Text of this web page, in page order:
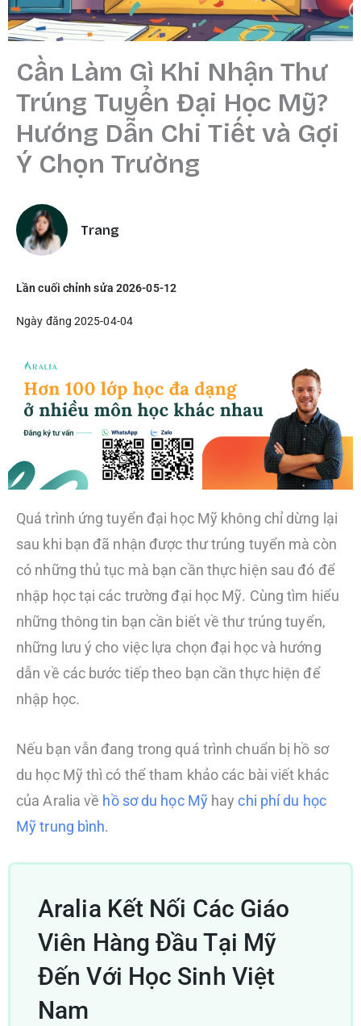
Cần Làm Gì Khi Nhận Thư
Trúng Tuyển Đại Học Mỹ?
Hướng Dẫn Chi Tiết và Gợi
Ý Chọn Trường
Trang
Lần cuối chỉnh sửa 2026-05-12
Ngày đăng 2025-04-04
Quá trình ứng tuyển đại học Mỹ không chỉ dừng lại
sau khi bạn đã nhận được thư trúng tuyển mà còn
có những thủ tục mà bạn cần thực hiện sau đó để
nhập học tại các trường đại học Mỹ. Cùng tìm hiểu
những thông tin bạn cần biết về thư trúng tuyển,
những lưu ý cho việc lựa chọn đại học và hướng
dẫn về các bước tiếp theo bạn cần thực hiện để
nhập học.
Nếu bạn vẫn đang trong quá trình chuẩn bị hồ sơ
du học Mỹ thì có thể tham khảo các bài viết khác
của Aralia về hồ sơ du học Mỹhaychi phí du học
Mỹ trung bình.
Aralia Kết Nối Các Giáo
Viên Hàng Đầu Tại Mỹ
Đến Với Học Sinh Việt
Nam